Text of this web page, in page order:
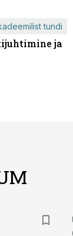
ja
tundi